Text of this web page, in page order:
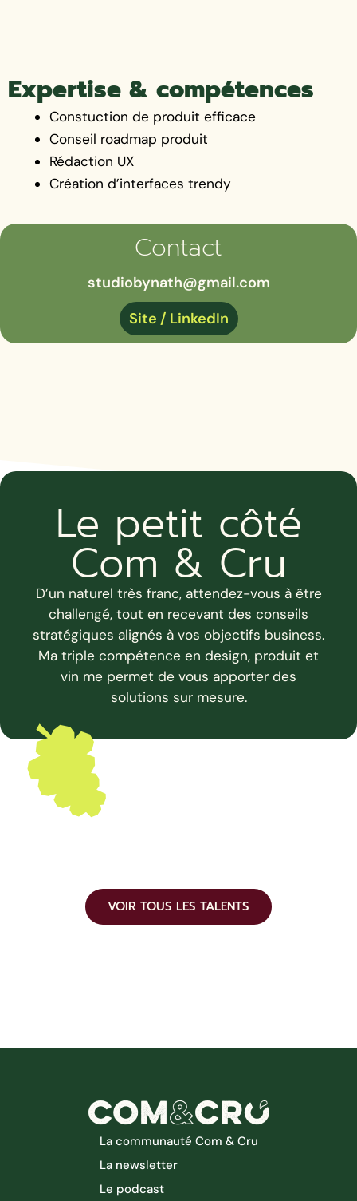
Expertise & compétences
Constuction de produit efficace
Conseil roadmap produit
Rédaction UX
Création d’interfaces trendy
Contact
studiobynath@gmail.com
Site / LinkedIn
Le petit côté
Com & Cru
D’un naturel très franc, attendez-vous à être
challengé, tout en recevant des conseils
stratégiques alignés à vos objectifs business.
Ma triple compétence en design, produit et
vin me permet de vous apporter des
solutions sur mesure.
VOIR TOUS LES TALENTS
La communauté Com & Cru
La newsletter
Le podcast